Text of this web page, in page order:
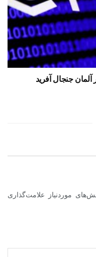
آلمان جنجال آفرید
موردنیاز علامت‌گذاری